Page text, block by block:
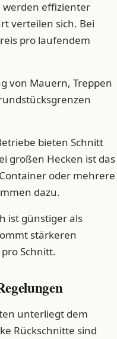
werden effizienter
verteilen sich. Bei
pro laufendem
von Mauern, Treppen
bieten Schnitt
großen Hecken ist das
oder mehrere
dazu.
ist günstiger als
stärkeren
Schnitt.
unterliegt dem
Rückschnitte sind